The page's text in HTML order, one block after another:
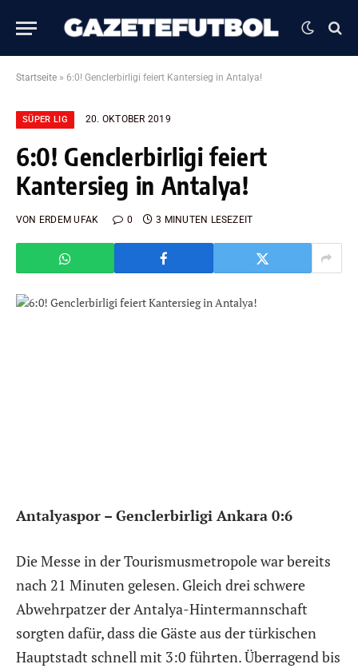
Startseite » 6:0! Genclerbirligi feiert Kantersieg in Antalya!
SÜPER LIG 20. OKTOBER 2019
6:0! Genclerbirligi feiert
Kantersieg in Antalya!
VON ERDEM UFAK 0 3 MINUTEN LESEZEIT
Antalyaspor – Genclerbirligi Ankara 0:6
Die Messe in der Tourismusmetropole war bereits
nach 21 Minuten gelesen. Gleich drei schwere
Abwehrpatzer der Antalya-Hintermannschaft
sorgten dafür, dass die Gäste aus der türkischen
Hauptstadt schnell mit 3:0 führten. Überragend bis